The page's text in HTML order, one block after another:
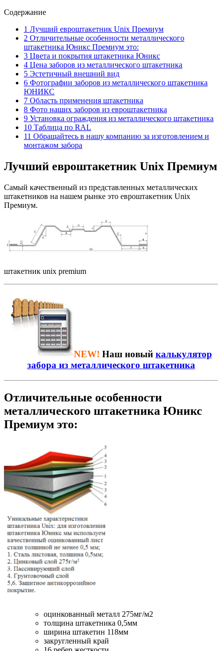
Содержание
1 Лучший евроштакетник Unix Премиум
2 Отличительные особенности металлического
штакетника Юникс Премиум это:
3 Цвета и покрытия штакетника Юникс
4 Цена заборов из металлического штакетника
5 Эстетичный внешний вид
6 Фотографии заборов из металлического штакетника
ЮНИКС
7 Область применения штакетника
8 Фото наших заборов из евроштакетника
9 Установка ограждения из металлического штакетника
10 Таблица по RAL
11 Обращайтесь в нашу компанию за изготовлением и
монтажом забора
Лучший евроштакетник Unix Премиум
Самый качественный из представленных металлических
штакетников на нашем рынке это евроштакетник Unix
Премиум.
штакетник unix premium
NEW! Наш новый калькулятор
забора из металлического штакетника
Отличительные особенности
металлического штакетника Юникс
Премиум это:
оцинкованный металл 275мг/м2
толщина штакетника 0,5мм
ширина штакетин 118мм
закругленный край